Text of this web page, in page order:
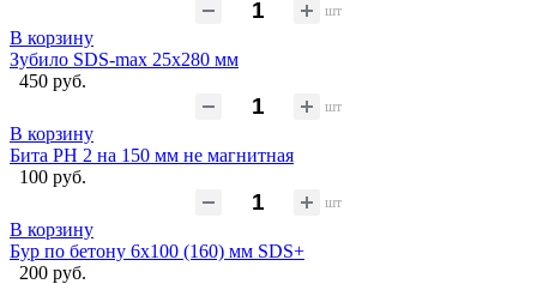
шт
В корзину
Зубило SDS-max 25х280 мм
450 руб.
шт
В корзину
Бита PH 2 на 150 мм не магнитная
100 руб.
шт
В корзину
Бур по бетону 6x100 (160) мм SDS+
200 руб.